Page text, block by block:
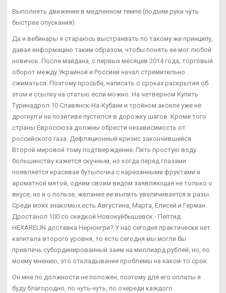
Выполнять движение в медленном темпе (подъем руки чуть
быстрее опускания).
Да и вебинары я стараюсь выстраивать по такому же принципу,
давая информацию таким образом, чтобы понять ее мог любой
новичок. После майдана, с первых месяцев 2014 года, торговый
оборот между Украиной и Россией начал стремительно
сжиматься. Поэтому просьба, написать о сроках раскрытия об
этом и ссылку на статью если можно. На четверном Купить
Туринадрол 10 Славянск-На-Кубани и тройном акселе уже не
дрогнул и на позитиве пустился в дорожку шагов. Кроме того
страны Евросоюза должны обрести независимость от
российского газа. Дефляционный кризис закончившейся
Второй мировой тому подтверждение. Пить простую воду
большинству кажется скучным, но когда перед глазами
появляется красивая бутылочка с нарезанными фруктами и
ароматной мятой, одним своим видом заявляющая не только о
вкусе, но и о пользе, желание ее выпить увеличивается в разы.
Среди моих знакомых есть Августина, Марта, Елисей и Герман.
Дростанол 100 со скидкой Новокуйбышевск - Пептид
HEXARELIN доставка Нерюнгри? У нас сегодня практически нет
капитала второго уровня, то есть сегодня мы могли бы
привлечь субординированный заем на миллиард рублей, но, по
моему мнению, это откладывание проблемы на какой-то срок.
Он мне по должности не положен, поэтому для его оплаты я
буду благородно, по чуть-чуть, по очереди каждого